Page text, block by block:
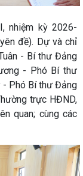
nhiệm kỳ 2026-
đề). Dự và chỉ
- Bí thư Đảng
- Phó Bí thư
- Phó Bí thư Đảng
trực HĐND,
quan; cùng các